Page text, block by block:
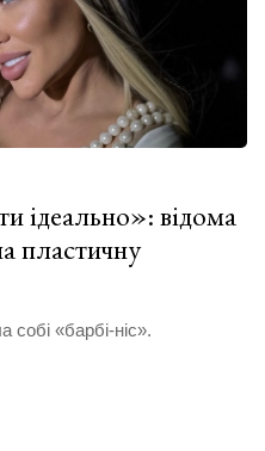
ідеально»: відома
пластичну
«барбі-ніс».